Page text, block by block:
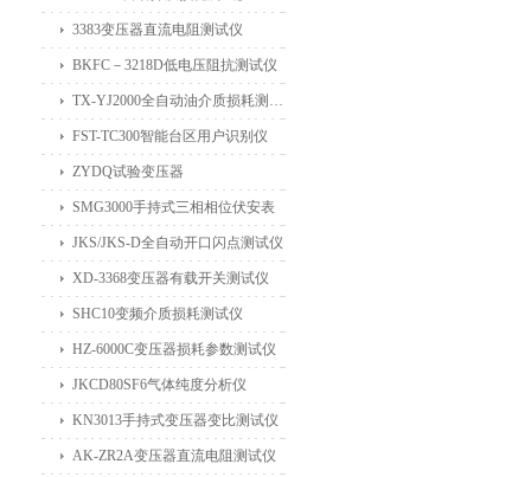
3383变压器直流电阻测试仪
BKFC－3218D低电压阻抗测试仪
TX-YJ2000全自动油介质损耗测试仪
FST-TC300智能台区用户识别仪
ZYDQ试验变压器
SMG3000手持式三相相位伏安表
JKS/JKS-D全自动开口闪点测试仪
XD-3368变压器有载开关测试仪
SHC10变频介质损耗测试仪
HZ-6000C变压器损耗参数测试仪
JKCD80SF6气体纯度分析仪
KN3013手持式变压器变比测试仪
AK-ZR2A变压器直流电阻测试仪